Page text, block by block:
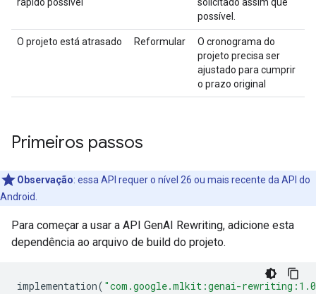
possível.
O projeto está atrasado Reformular
O cronograma do
projeto precisa ser
ajustado para cumprir
o prazo original
Primeiros passos
Observação: essa API requer o nível 26 ou mais recente da API do
Android.
Para começar a usar a API GenAI Rewriting, adicione esta
dependência ao arquivo de build do projeto.
implementation( "com.google.mlkit:genai-